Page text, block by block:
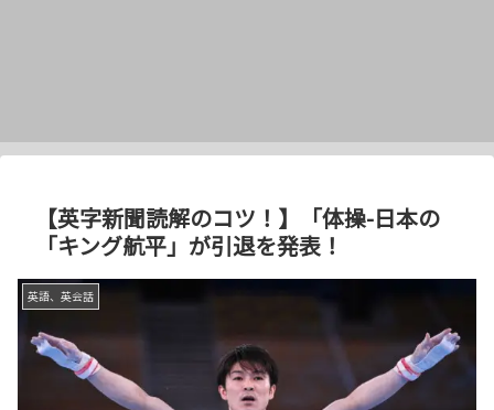
【英字新聞読解のコツ！】「体操-日本の
「キング航平」が引退を発表！
英語、英会話